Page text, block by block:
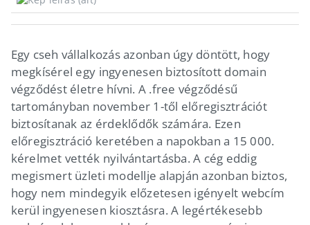
Egy cseh vállalkozás azonban úgy döntött, hogy
megkísérel egy ingyenesen biztosított domain
végződést életre hívni. A .free végződésű
tartományban november 1-től előregisztrációt
biztosítanak az érdeklődők számára. Ezen
előregisztráció keretében a napokban a 15 000.
kérelmet vették nyilvántartásba. A cég eddig
megismert üzleti modellje alapján azonban biztos,
hogy nem mindegyik előzetesen igényelt webcím
kerül ingyenesen kiosztásra. A legértékesebb